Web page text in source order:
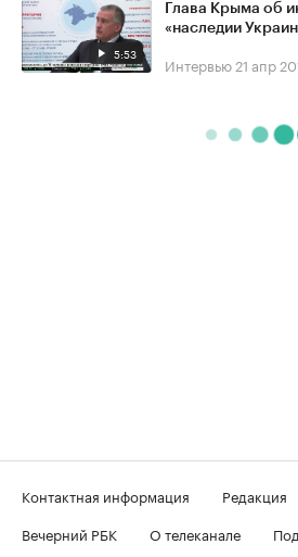
5:53
Глава Крыма об
«наследии
Интервью 21 апр
Контактная информация Редакция
Вечерний РБК
О телеканале